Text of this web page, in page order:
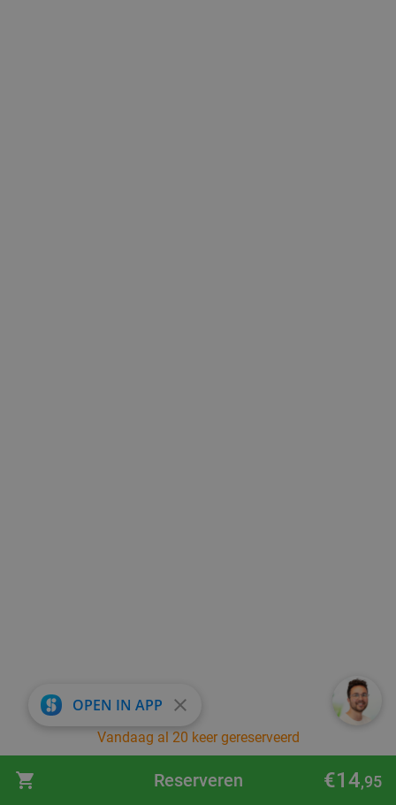
Vandaag al 20 keer gereserveerd
Reserveren €14,95
OPEN IN APP close